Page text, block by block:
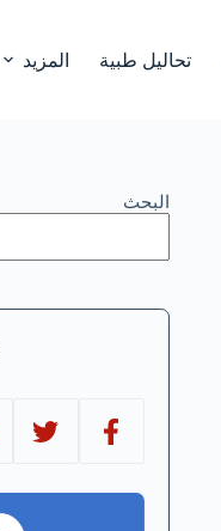
تحاليل طبية المزيد
البحث